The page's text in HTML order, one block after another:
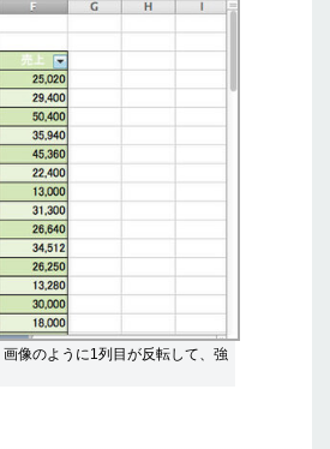
像のように1列目が反転して、強